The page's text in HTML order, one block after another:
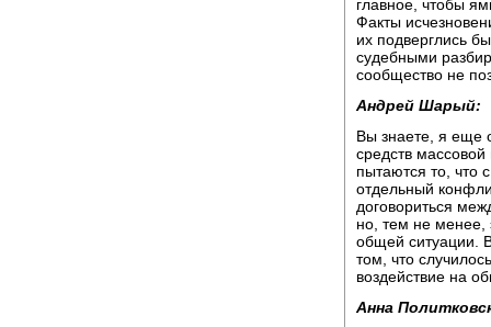
главное, чтобы
Факты
их подверглись
судебными
сообщество не
Андрей Шарый:
Вы знаете, я еще
средств
пытаются то, что
отдельный
договориться
но, тем не менее,
общей ситуации.
том, что
воздействие на
Анна